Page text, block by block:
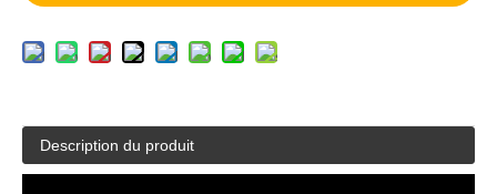
Description du produit